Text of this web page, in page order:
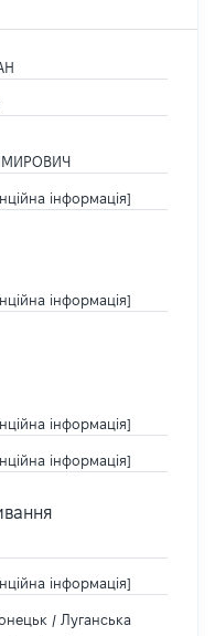
інформація]
інформація]
інформація]
інформація]
інформація]
/ Луганська